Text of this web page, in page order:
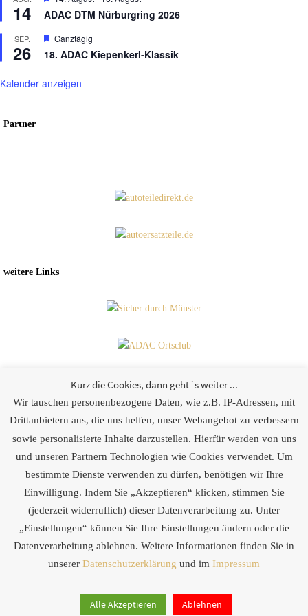
14 ADAC DTM Nürburgring 2026
SEP.
26
Hervorgehoben
Ganztägig
18. ADAC Kiepenkerl-Klassik
Kalender anzeigen
Partner
weitere Links
Partner
[logoshowcase cat_id=“28″]
weitere Links
[logoshowcase cat_id=“4″]
Präsentiert vonNirvana WordPress.
Kurz die Cookies, dann geht´s weiter ...
Wir tauschen personenbezogene Daten, wie z.B. IP-Adressen, mit
Drittanbietern aus, die uns helfen, unser Webangebot zu verbessern
sowie personalisierte Inhalte darzustellen. Hierfür werden von uns
und unseren Partnern Technologien wie Cookies verwendet. Um
bestimmte Dienste verwenden zu dürfen, benötigen wir Ihre
Einwilligung. Indem Sie „Akzeptieren“ klicken, stimmen Sie
(jederzeit widerruflich) dieser Datenverarbeitung zu. Unter
„Einstellungen“ können Sie Ihre Einstellungen ändern oder die
Datenverarbeitung ablehnen. Weitere Informationen finden Sie in
unserer Datenschutzerklärung und im Impressum
Alle Akzeptieren Ablehnen